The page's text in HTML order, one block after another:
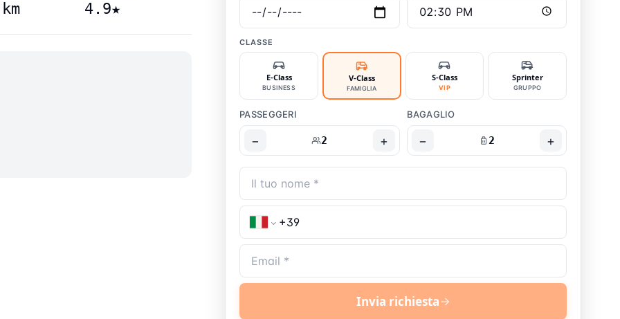
4.9★
CLASSE
E-Class
BUSINESS
V-Class
FAMIGLIA
S-Class
VIP
Sprinter
GRUPPO
PASSEGGERI
− 2 +
BAGAGLIO
− 2 +
Invia richiesta